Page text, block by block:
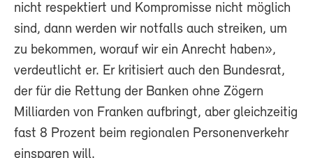
nicht respektiert und Kompromisse nicht möglich
sind, dann werden wir notfalls auch streiken, um
zu bekommen, worauf wir ein Anrecht haben»,
verdeutlicht er. Er kritisiert auch den Bundesrat,
der für die Rettung der Banken ohne Zögern
Milliarden von Franken aufbringt, aber gleichzeitig
fast 8 Prozent beim regionalen Personenverkehr
einsparen will.